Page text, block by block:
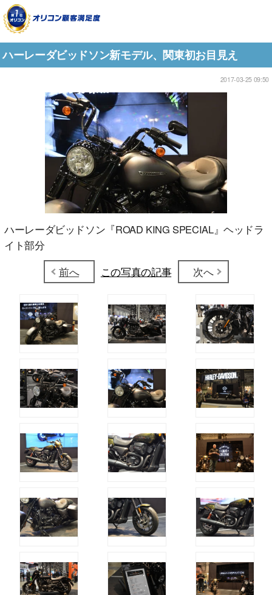
ハーレーダビッドソン新モデル、関東初お目見え
2017-03-25 09:50
ハーレーダビッドソン『ROAD KING SPECIAL』ヘッドラ
イト部分
前へ
この写真の記事 次へ